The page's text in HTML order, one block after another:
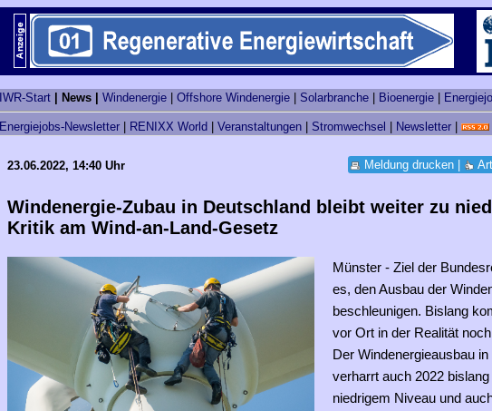
IWR-Start | News | Windenergie Offshore Windenergie Solarbranche Bioenergie
Energiejobs-Newsletter RENIXX World Veranstaltungen Stromwechsel Newsletter
Meldung drucken
23.06.2022, 14:40 Uhr
Windenergie-Zubau in Deutschland bleibt weiter zu
Kritik am Wind-an-Land-Gesetz
Münster - Ziel der
es, den Ausbau der
beschleunigen. Bislang
vor Ort in der Realität
Der Windenergieausbau
verharrt auch 2022 bislang
niedrigem Niveau und